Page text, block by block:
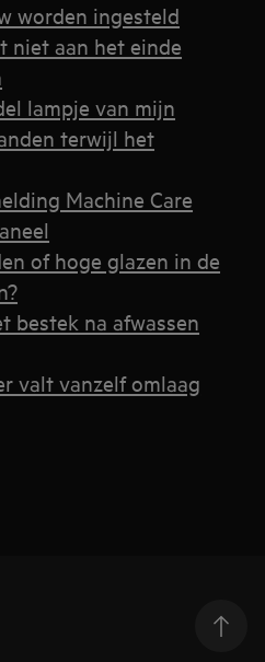
worden ingesteld
niet aan het einde
lampje van mijn
terwijl het
Machine Care
of hoge glazen in de
bestek na afwassen
valt vanzelf omlaag